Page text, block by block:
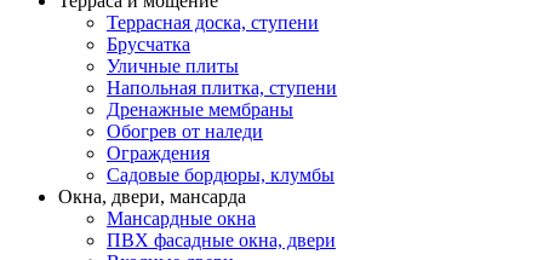
Террасная доска, ступени
Брусчатка
Уличные плиты
Напольная плитка, ступени
Дренажные мембраны
Обогрев от наледи
Ограждения
Садовые бордюры, клумбы
Окна, двери, мансарда
Мансардные окна
ПВХ фасадные окна, двери